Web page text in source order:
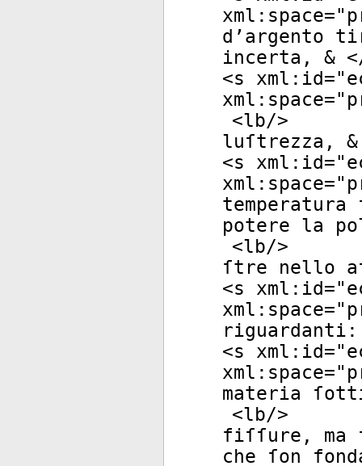
xml:space="
d’argento
incerta, &
<s xml:id="
xml:space="
<lb/>
luſtrezza,
<s xml:id="
xml:space="
temperatura
potere la
<lb/>
ſtre nello
<s xml:id="
xml:space="
<s xml:id="
xml:space="
materia
<lb/>
fiſſure, ma
che ſon